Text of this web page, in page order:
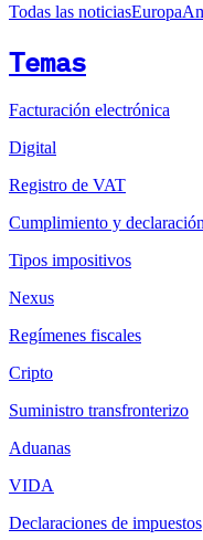
Todas las noticiasEuropa
Temas
Facturación electrónica
Digital
Registro de VAT
Cumplimiento y
Tipos impositivos
Nexus
Regímenes fiscales
Cripto
Suministro transfronterizo
Aduanas
VIDA
Declaraciones de impuestos